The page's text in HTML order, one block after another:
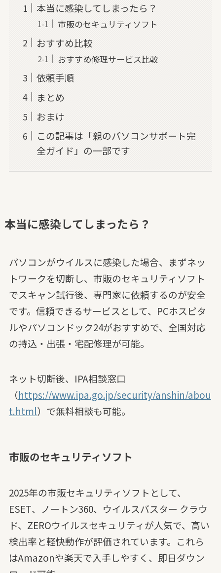
本当に感染してしまったら？
市販のセキュリティソフト
おすすめ比較
おすすめ修理サービス比較
依頼手順
まとめ
おまけ
この記事は「親のパソコンサポート完
全ガイド」の一部です
本当に感染してしまったら？
パソコンがウイルスに感染した場合、まずネッ
トワークを切断し、市販のセキュリティソフト
でスキャン試行後、専門家に依頼するのが安全
です。信頼できるサービスとして、PCホスピタ
ルやパソコンドック24がおすすめで、全国対応
の持込・出張・宅配修理が可能。
​ネット切断後、IPA相談窓口
（https://www.ipa.go.jp/security/anshin/abou
t.html）で無料相談も可能。
市販のセキュリティソフト
2025年の市販セキュリティソフトとして、
ESET、ノートン360、ウイルスバスター クラウ
ド、ZEROウイルスセキュリティが人気で、高い
検出率と軽快動作が評価されています。これら
はAmazonや楽天で入手しやすく、即日ダウン